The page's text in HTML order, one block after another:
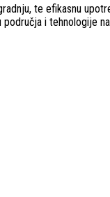
te efikasnu
i tehnologije